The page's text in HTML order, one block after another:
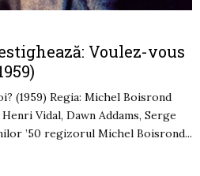
Voulez-vous
(1959) Regia: Michel Boisrond
Vidal, Dawn Addams, Serge
’50 regizorul Michel Boisrond...